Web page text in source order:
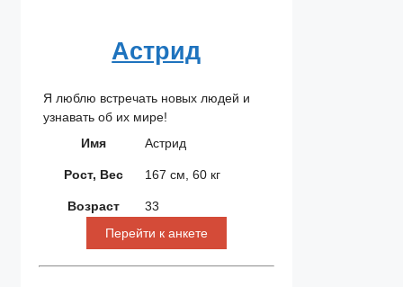
Астрид
Я люблю встречать новых людей и
узнавать об их мире!
Имя
Астрид
Рост, Вес 167 см, 60 кг
Возраст
33
Перейти к анкете